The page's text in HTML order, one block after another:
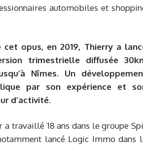
automobiles et
opus, en 2019, Thierry a
trimestrielle diffusée
Nîmes. Un
par son expérience et
d’activité.
a travaillé 18 ans dans le groupe
lancé Logic Immo dans